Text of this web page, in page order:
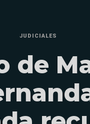
JUDICIALES
de